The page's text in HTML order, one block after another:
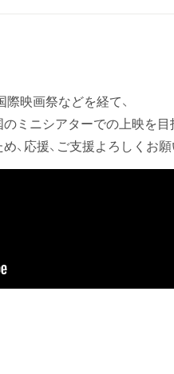
映画祭などを経て、
ミニシアターでの上映を目
、応援、ご支援よろしくお願